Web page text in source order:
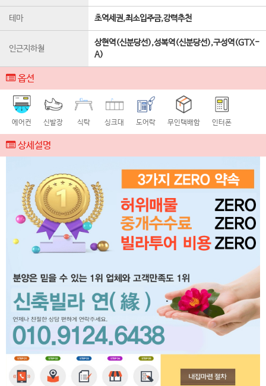
테마 초역세권,최소입주금,강력추천
인근지하철
상현역(신분당선),성복역(신분당선),구성역(GTX-
A)
옵션
에어컨 신발장 식탁 싱크대 도어락 무인택배함 인터폰
상세설명